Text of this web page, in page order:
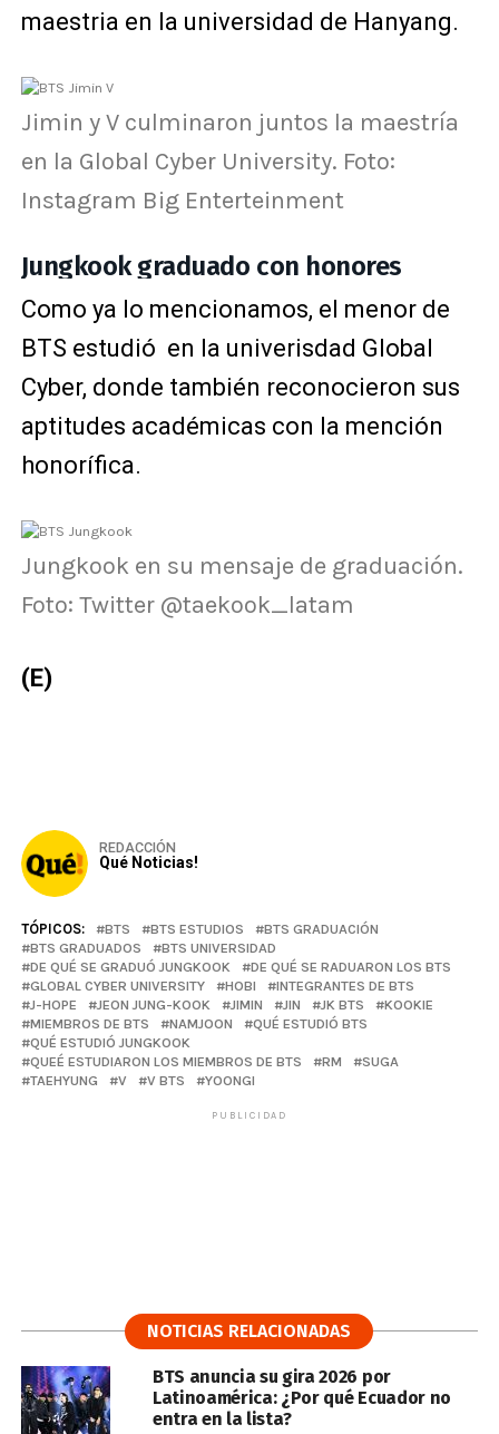
maestria en la universidad de Hanyang.
Jimin y V culminaron juntos la maestría
en la Global Cyber University. Foto:
Instagram Big Enterteinment
Jungkook graduado con honores
Como ya lo mencionamos, el menor de
BTS estudió en la univerisdad Global
Cyber, donde también reconocieron sus
aptitudes académicas con la mención
honorífica.
Jungkook en su mensaje de graduación.
Foto: Twitter @taekook_latam
(E)
REDACCIÓN
Qué Noticias!
TÓPICOS: BTS BTS ESTUDIOS
BTS GRADUACIÓN
BTS GRADUADOS
BTS UNIVERSIDAD
DE QUÉ SE GRADUÓ JUNGKOOK
DE QUÉ SE RADUARON LOS BTS
GLOBAL CYBER UNIVERSITY
HOBI
INTEGRANTES DE BTS
J-HOPE
JEON JUNG-KOOK JIMIN JIN JK BTS
KOOKIE
MIEMBROS DE BTS
NAMJOON
QUÉ ESTUDIÓ BTS
QUÉ ESTUDIÓ JUNGKOOK
QUEÉ ESTUDIARON LOS MIEMBROS DE BTS
RM
SUGA
TAEHYUNG
V V BTS YOONGI
PUBLICIDAD
NOTICIAS RELACIONADAS
BTS anuncia su gira 2026 por
Latinoamérica: ¿Por qué Ecuador no
entra en la lista?